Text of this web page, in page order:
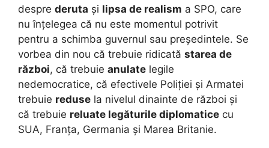
despre deruta și lipsa de realism a SPO, care
nu înțelegea că nu este momentul potrivit
pentru a schimba guvernul sau președintele. Se
vorbea din nou că trebuie ridicată starea de
război, că trebuie anulate legile
nedemocratice, că efectivele Poliției și Armatei
trebuie reduse la nivelul dinainte de război și
că trebuie reluate legăturile diplomatice cu
SUA, Franța, Germania și Marea Britanie.